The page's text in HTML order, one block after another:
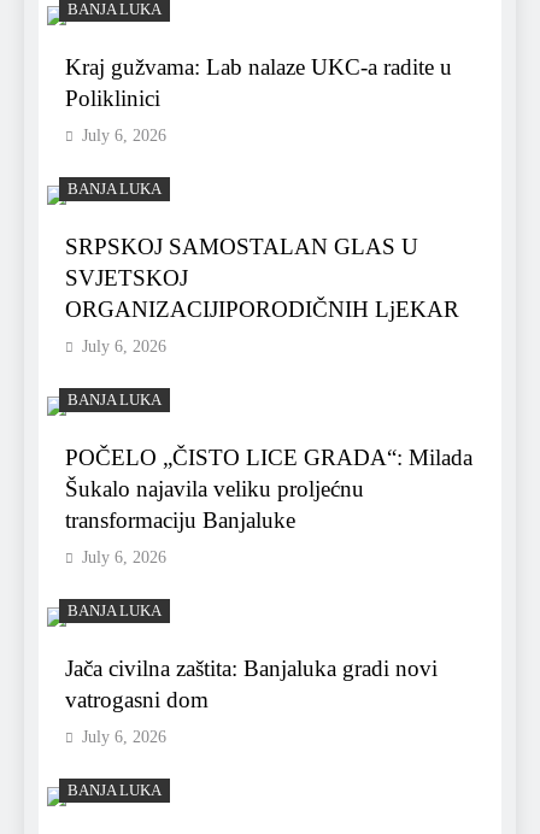
BANJA LUKA
Kraj gužvama: Lab nalaze UKC-a radite u
Poliklinici
July 6, 2026
BANJA LUKA
SRPSKOJ SAMOSTALAN GLAS U
SVJETSKOJ
ORGANIZACIJIPORODIČNIH LjEKAR
July 6, 2026
BANJA LUKA
POČELO „ČISTO LICE GRADA“: Milada
Šukalo najavila veliku proljećnu
transformaciju Banjaluke
July 6, 2026
BANJA LUKA
Jača civilna zaštita: Banjaluka gradi novi
vatrogasni dom
July 6, 2026
BANJA LUKA